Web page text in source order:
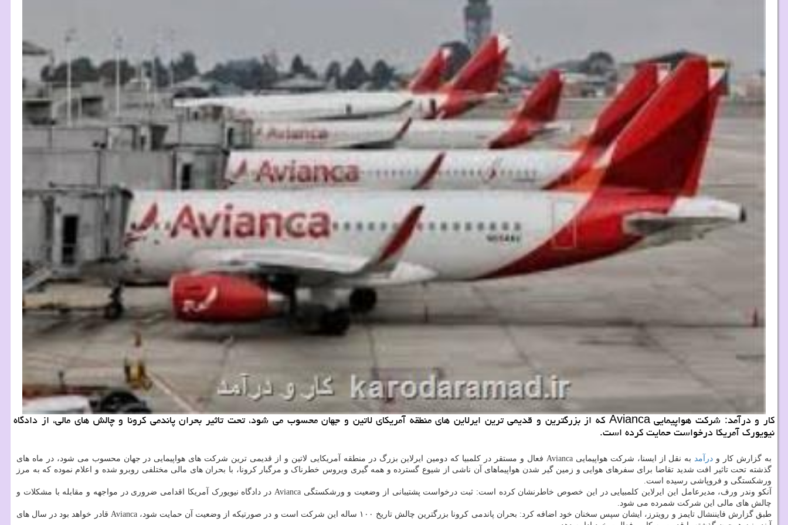
كار و درآمد: شركت هواپیمایی Avianca كه از بزرگترین و قدیمی ترین ایرلاین های منطقه آمریكای لاتین و جهان محسوب می شود، تحت تاثیر بحران پاندمی كرونا و چالش های مالی، از دادگاه
نیویورك آمریكا درخواست حمایت كرده است.
به گزارش کار و درآمد
به نقل از ایسنا، شرکت هواپیمایی Avianca فعال و مستقر در کلمبیا که دومین ایرلاین بزرگ در منطقه آمریکایی لاتین و از قدیمی ترین شرکت های هواپیمایی در جهان محسوب می شود، در ماه های
گذشته تحت تاثیر افت شدید تقاضا برای سفرهای هوایی و زمین گیر شدن هواپیماهای آن ناشی از شیوع گسترده و همه گیری ویروس خطرناک و مرگبار کرونا، با بحران های مالی مختلفی روبرو شده و اعلام نموده که به مرز
ورشکستگی و فروپاشی رسیده است.
آنکو وندر ورف، مدیرعامل این ایرلاین کلمبیایی در این خصوص خاطرنشان کرده است: ثبت درخواست پشتیبانی از وضعیت و ورشکستگی Avianca در دادگاه نیویورک آمریکا اقدامی ضروری در مواجهه و مقابله با مشکلات و
چالش های مالی این شرکت شمرده می شود.
طبق گزارش فایننشال تایمز و رویترز، ایشان سپس سخنان خود اضافه کرد: بحران پاندمی کرونا بزرگترین چالش تاریخ ۱۰۰ ساله این شرکت است و در صورتیکه از وضعیت آن حمایت شود، Avianca قادر خواهد بود در سال های